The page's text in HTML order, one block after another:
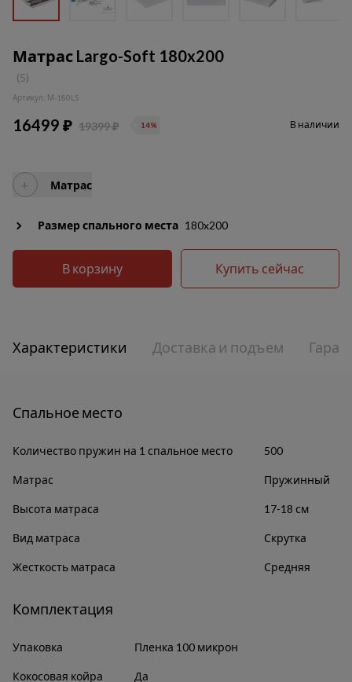
Матрас Largo-Soft 180x200
(5)
Артикул: М-180LS
16499 ₽ 19399 ₽ 14% В наличии
Размер спального места 180x200
+ Матрас
В корзину Купить сейчас
Характеристики Доставка и подъем
Спальное место
Количество пружин на 1 спальное место 500
Матрас Пружинный
Высота матраса 17-18 см
Вид матраса Скрутка
Жесткость матраса Средняя
Комплектация
Упаковка Пленка 100 микрон
Кокосовая койра Да